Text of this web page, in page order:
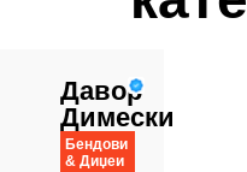
Давор
Димески
Бендови
& Диџеи